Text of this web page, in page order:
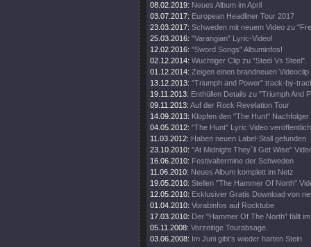
08.02.2019: Neues Album im April
03.07.2017: European Headliner Tour 2017
23.03.2017: Schweden mit neuem Video zu
25.03.2016: "Varangian" Lyric-Video!
12.02.2016: "Sword Songs" Albuminfos!
02.12.2014: Wuchtiger Clip zu "Steel Vs Steel".
01.12.2014: Zeigen einen brandneuen Videoclip
13.12.2013: "Triumph and Power" track-by-
19.11.2013: Enthüllen Details zu "Triumph And
09.11.2013: Auf der Rock Revelation Tour
14.09.2013: Klopfen den "The Hunt" Nachfolger
04.05.2012: "The Hunt" Lyric Video
11.03.2012: Haben neuen Label-Stall gefunden
23.10.2010: "At Midnight They´ll Get Wise"
16.06.2010: Festivaltermine der Schweden
11.06.2010: Neues Album komplett im Netz
19.05.2010: Stellen "The Hammer Of North"
12.05.2010: Exklusiver Gratis Download von
01.04.2010: Vorabinfos auf Rocktube
17.03.2010: Der "Hammer Of The North" fällt
05.11.2008: Vorzeitige Tourabsage.
03.06.2008: Im Juni gibt's wieder harten Stein